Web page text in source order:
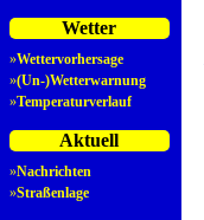
Wetter
»Wettervorhersage
»(Un-)Wetterwarnung
»Temperaturverlauf
Aktuell
»Nachrichten
»Straßenlage